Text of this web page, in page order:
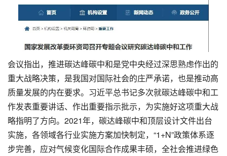
会议指出，推进碳达峰碳中和是党中央经过深思熟虑作出的
重大战略决策，是我国对国际社会的庄严承诺，也是推动高
质量发展的内在要求。习近平总书记多次就碳达峰碳中和工
作发表重要讲话、作出重要指示批示，为实施好这项重大战
略指明了方向。2021年，碳达峰碳中和顶层设计文件出台
实施，各领域各行业实施方案加快制定，“1+N”政策体系逐
步完善，应对气候变化国际合作成果丰硕，全社会推进绿色